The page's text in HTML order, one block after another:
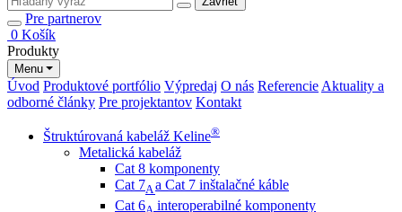
Pre partnerov
0 Košík
Produkty
Menu
Úvod Produktové portfólio Výpredaj O nás Referencie Aktuality a
odborné články Pre projektantov Kontakt
Štruktúrovaná kabeláž Keline®
Metalická kabeláž
Cat 8 komponenty
Cat 7Aa Cat 7 inštalačné káble
Cat 6
interoperabilné komponenty